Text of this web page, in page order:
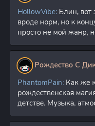
HollowVibe: Блин, вот
вроде норм, но к
просто не мой жанр,
Рождество С
PhantomPain: Как же
рождественская
детстве. Музыка,